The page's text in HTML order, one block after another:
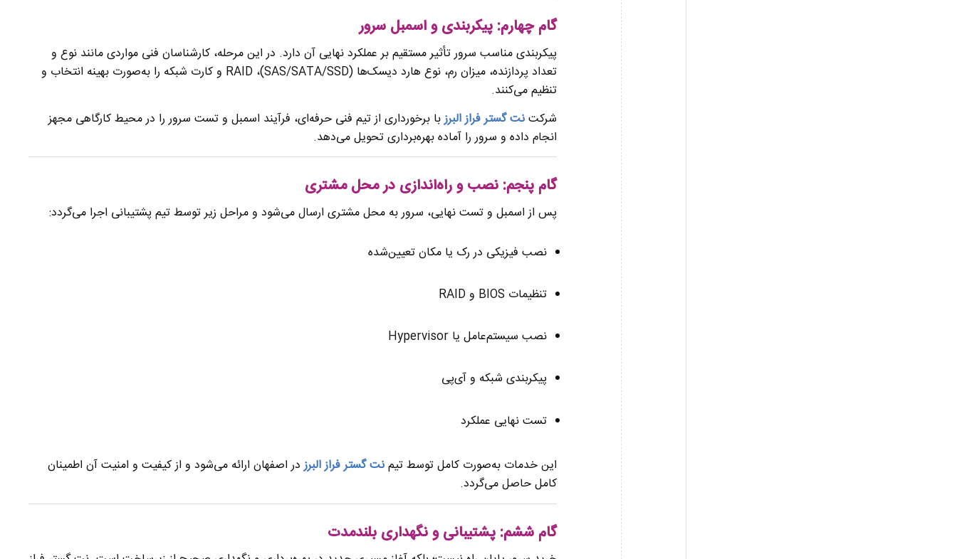
گام چهارم: پیکربندی و اسمبل سرور
پیکربندی مناسب سرور تأثیر مستقیم بر عملکرد نهایی آن دارد. در این مرحله، کارشناسان فنی مواردی مانند نوع و
تعداد پردازنده، میزان رم، نوع هارد دیسک‌ها (SAS/SATA/SSD)، RAID و کارت شبکه را به‌صورت بهینه انتخاب و
تنظیم می‌کنند.
شرکتنت گستر فراز البرزبا برخورداری از تیم فنی حرفه‌ای، فرآیند اسمبل و تست سرور را در محیط کارگاهی مجهز
انجام داده و سرور را آماده بهره‌برداری تحویل می‌دهد.
گام پنجم: نصب و راه‌اندازی در محل مشتری
پس از اسمبل و تست نهایی، سرور به محل مشتری ارسال می‌شود و مراحل زیر توسط تیم پشتیبانی اجرا می‌گردد:
نصب فیزیکی در رک یا مکان تعیین‌شده
تنظیمات BIOS و RAID
نصب سیستم‌عامل یا Hypervisor
پیکربندی شبکه و آی‌پی
تست نهایی عملکرد
این خدمات به‌صورت کامل توسط تیمنت گستر فراز البرزدر اصفهان ارائه می‌شود و از کیفیت و امنیت آن اطمینان
کامل حاصل می‌گردد.
گام ششم: پشتیبانی و نگهداری بلندمدت